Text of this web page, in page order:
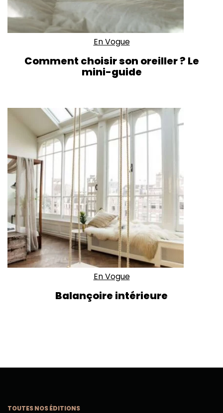
En Vogue
Comment choisir son oreiller ? Le
mini-guide
En Vogue
Balançoire intérieure
TOUTES NOS ÉDITIONS